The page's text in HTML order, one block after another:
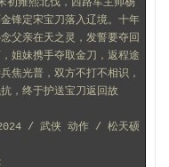
锋定宋宝刀落入辽境。十年
父亲在天之灵，发誓要夺回
姐妹携手夺取金刀，返程途
焦光普，双方不打不相识，
，终于护送宝刀返回故